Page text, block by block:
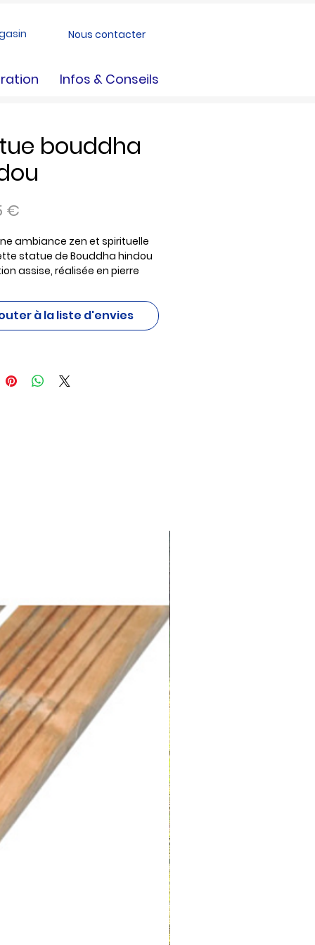
Nous contacter
Infos & Conseils
bouddha
€
ambiance zen et spirituelle
statue de Bouddha hindou
assise, réalisée en pierre
en France, elle est
durer et résiste au gel,
une utilisation en extérieur
: 3326380873025
si cette statue est
à la liste d'envies